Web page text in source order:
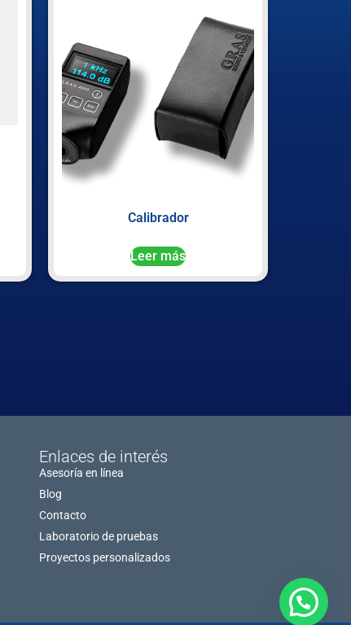
Calibrador
Leer más
Enlaces de interés
Asesoría en línea
Blog
Contacto
Laboratorio de pruebas
Proyectos personalizados